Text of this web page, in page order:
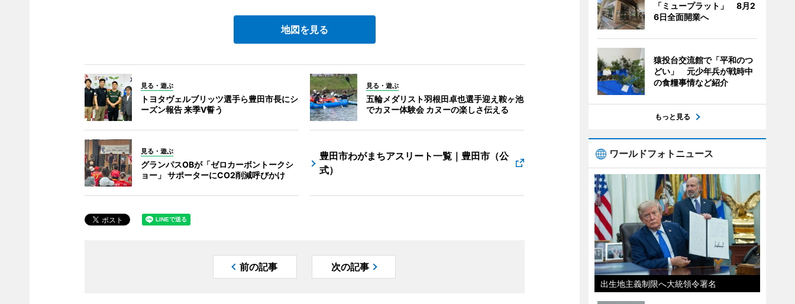
地図を見る
見る・遊ぶ
トヨタヴェルブリッツ選手ら豊田市長にシ
ーズン報告 来季V誓う
見る・遊ぶ
五輪メダリスト羽根田卓也選手迎え鞍ヶ池
でカヌー体験会 カヌーの楽しさ伝える
見る・遊ぶ
グランパスOBが「ゼロカーボントークシ
ョー」 サポーターにCO2削減呼びかけ
豊田市わがまちアスリート一覧｜豊田市（公
式）
前の記事 次の記事
「ミュープラット」 8月2
6日全面開業へ
猿投台交流館で「平和のつ
どい」 元少年兵が戦時中
の食糧事情など紹介
もっと見る
ワールドフォトニュース
出生地主義制限へ大統領令署名